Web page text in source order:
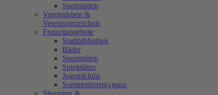
Sportstätten
Vereinsleben &
Vereinsverzeichnis
Freizeitangebote
Stadtbibliothek
Bäder
Sportstätten
Spielplätze
Jugendclubs
Sommerferien(s)pass
Shopping &